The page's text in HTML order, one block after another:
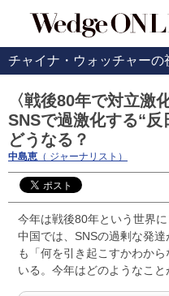
チャイナ・ウォッチャーの
〈戦後80年で対立激
SNSで過激化する“
どうなる？
中島恵 （ ジャーナリスト）
今年は戦後80年という世界
中国では、SNSの過剰な発
も「何を引き起こすかわか
いる。今年はどのようなこと